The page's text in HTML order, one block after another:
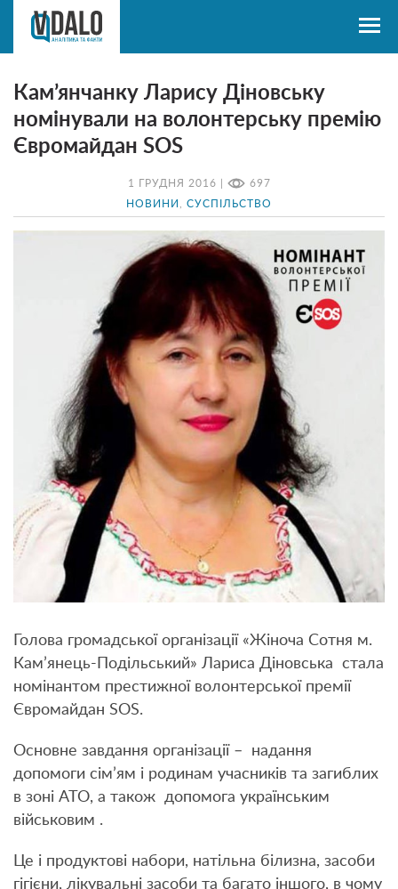
1 ГРУДНЯ 2016 | 697
НОВИНИ СУСПІЛЬСТВО
Кам’янчанку Ларису Діновську
номінували на волонтерську премію
Євромайдан SOS
Голова громадської організації «Жіноча Сотня м.
Кам’янець-Подільський» Лариса Діновська стала
номінантом престижної волонтерської премії
Євромайдан SOS.
Основне завдання організації – надання
допомоги сім’ям і родинам учасників та загиблих
в зоні АТО, а також допомога українським
військовим .
Це і продуктові набори, натільна білизна, засоби
гігієни, лікувальні засоби та багато іншого, в чому